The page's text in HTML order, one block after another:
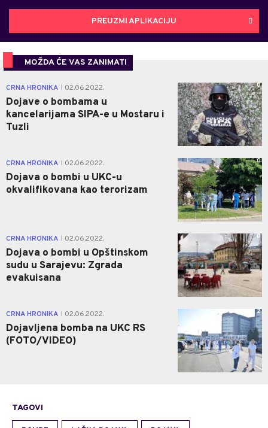
PREUZMI APLIKACIJU
MOŽDA ĆE VAS ZANIMATI
CRNA HRONIKA 02.06.2022.
Dojave o bombama u
kancelarijama SIPA-e u Mostaru i
Tuzli
0
CRNA HRONIKA 02.06.2022.
Dojava o bombi u UKC-u
okvalifikovana kao terorizam
0
CRNA HRONIKA 02.06.2022.
Dojava o bombi u Opštinskom
sudu u Sarajevu: Zgrada
evakuisana
0
CRNA HRONIKA 02.06.2022.
Dojavljena bomba na UKC RS
(FOTO/VIDEO)
2
TAGOVI